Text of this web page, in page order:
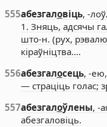
555абезгаловіць, -
1. Зняць, адсячы
што-н. (рух,
кіраўніцтва.…
556абезгалосець, -
— страціць голас;
557абезгалоўлены, -
абезгаловіць.